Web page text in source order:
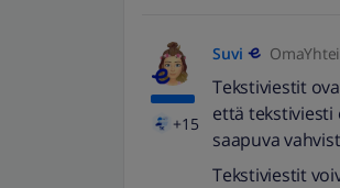
+15
Suvi
Tekstiviestit
että tekstiviesti
saapuva
Tekstiviestit